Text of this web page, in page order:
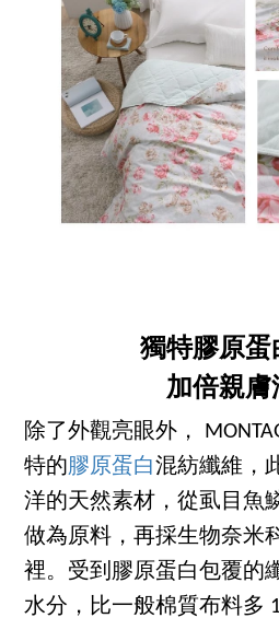
獨特膠原蛋
加倍親膚
除了外觀亮眼外，
特的 膠原蛋白混紡纖維，
洋的天然素材，從虱目魚
做為原料，再採生物奈米
裡。受到膠原蛋白包覆的
水分，比一般棉質布料多